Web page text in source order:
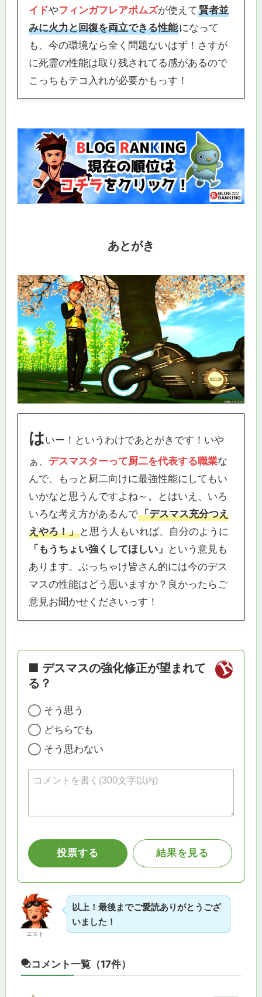
イドやフィンガフレアボムズが使えて賢者並
みに火力と回復を両立できる性能になって
も、今の環境なら全く問題ないはず！さすが
に死霊の性能は取り残されてる感があるので
こっちもテコ入れが必要かもっす！
あとがき
はいー！というわけであとがきです！いや
ぁ、 デスマスターって厨二を代表する職業な
んで、もっと厨二向けに最強性能にしてもい
いかなと思うんですよね～。とはいえ、いろ
いろな考え方があるんで「デスマス充分つえ
えやろ！」と思う人もいれば、自分のように
「もうちょい強くしてほしい」 という意見も
あります。ぶっちゃけ皆さん的には今のデス
マスの性能はどう思いますか？良かったらご
意見お聞かせくださいっす！
エスト
以上！最後までご愛読ありがとうござ
いました！
コメント一覧（17件）